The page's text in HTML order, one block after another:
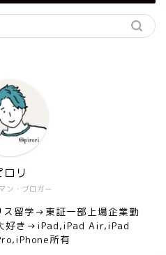
ン・ブロガー
ロリ
留学→東証一部上場企業勤
好き→iPad,iPad Air,iPad
所有